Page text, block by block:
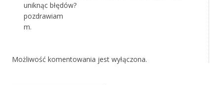
uniknąc błędów?
pozdrawiam
m.
Możliwość komentowania jest wyłączona.